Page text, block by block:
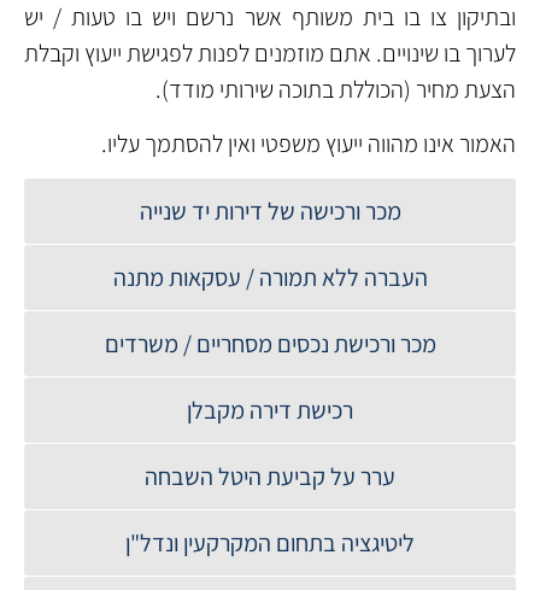
מכר ורכישה של דירות יד שנייה
העברה ללא תמורה / עסקאות מתנה
מכר ורכישת נכסים מסחריים / משרדים
רכישת דירה מקבלן
ערר על קביעת היטל השבחה
ליטיגציה בתחום המקרקעין ונדל"ן
ובתיקון צו בו בית משותף אשר נרשם ויש בו טעות / יש
לערוך בו שינויים. אתם מוזמנים לפנות לפגישת ייעוץ וקבלת
הצעת מחיר (הכוללת בתוכה שירותי מודד).
האמור אינו מהווה ייעוץ משפטי ואין להסתמך עליו.